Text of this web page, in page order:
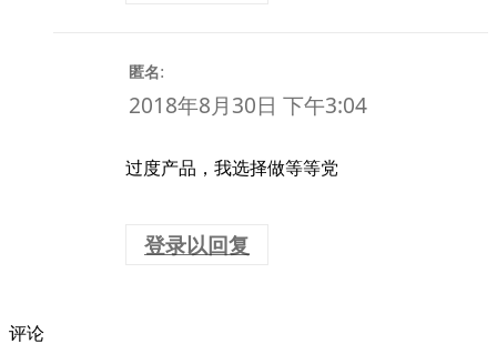
匿名:
2018年8月30日 下午3:04
过度产品，我选择做等等党
登录以回复
评论